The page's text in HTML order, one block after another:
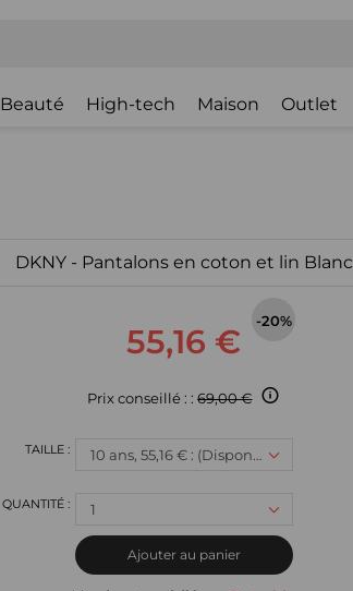
Beauté High-tech Maison Outlet
DKNY - Pantalons en coton et lin Blanc
55,16 €
-20%
Prix conseillé : :69,00 €
10 ans, 55,16 € : (Disponible)
1
Ajouter au panier